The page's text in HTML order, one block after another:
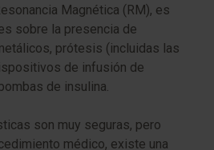
Magnética (RM), es
sobre la presencia de
prótesis (incluidas las
de infusión de
de insulina.
son muy seguras, pero
médico, existe una